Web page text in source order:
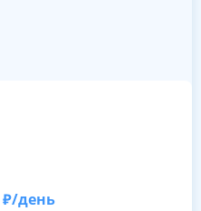
/день